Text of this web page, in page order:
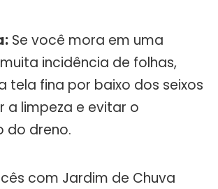
Se você mora em uma
incidência de folhas,
tela fina por baixo dos seixos
a limpeza e evitar o
do dreno.